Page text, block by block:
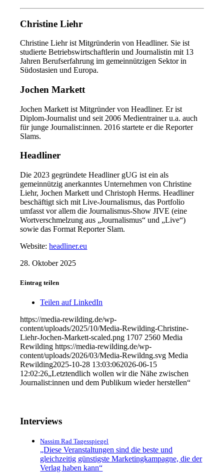
Christine Liehr
Christine Liehr ist Mitgründerin von Headliner. Sie ist
studierte Betriebswirtschaftlerin und Journalistin mit 13
Jahren Berufserfahrung im gemeinnützigen Sektor in
Südostasien und Europa.
Jochen Markett
Jochen Markett ist Mitgründer von Headliner. Er ist
Diplom-Journalist und seit 2006 Medientrainer u.a. auch
für junge Journalist:innen. 2016 startete er die Reporter
Slams.
Headliner
Die 2023 gegründete Headliner gUG ist ein als
gemeinnützig anerkanntes Unternehmen von Christine
Liehr, Jochen Markett und Christoph Herms. Headliner
beschäftigt sich mit Live-Journalismus, das Portfolio
umfasst vor allem die Journalismus-Show JIVE (eine
Wortverschmelzung aus „Journalismus“ und „Live“)
sowie das Format Reporter Slam.
Website:headliner.eu
28. Oktober 2025
Eintrag teilen
Teilen auf LinkedIn
https://media-rewilding.de/wp-
content/uploads/2025/10/Media-Rewilding-Christine-
Liehr-Jochen-Markett-scaled.png 1707 2560 Media
Rewilding https://media-rewilding.de/wp-
content/uploads/2026/03/Media-Rewildng.svg Media
Rewilding2025-10-28 13:03:062026-06-15
12:02:26„Letztendlich wollen wir die Nähe zwischen
Journalist:innen und dem Publikum wieder herstellen“
Interviews
Nassim Rad Tagesspiegel
„Diese Veranstaltungen sind die beste und
gleichzeitig günstigste Marketingkampagne, die der
Verlag haben kann“